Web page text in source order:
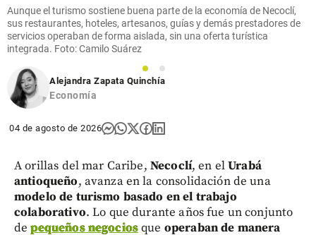
Aunque el turismo sostiene buena parte de la economía de Necoclí,
sus restaurantes, hoteles, artesanos, guías y demás prestadores de
servicios operaban de forma aislada, sin una oferta turística
integrada. Foto: Camilo Suárez
1
2
Alejandra Zapata Quinchía
Economía
04 de agosto de 2026
A orillas del mar Caribe, Necoclí, en elUrabá
antioqueño, avanza en la consolidación de una
modelo de turismo basado en el trabajo
colaborativo. Lo que durante años fue un conjunto
depequeños negociosque operaban de manera